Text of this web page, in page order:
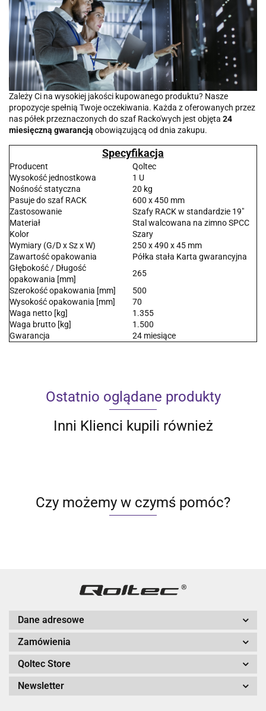
Zależy Ci na wysokiej jakości kupowanego produktu? Nasze
propozycje spełnią Twoje oczekiwania. Każda z oferowanych przez
nas półek przeznaczonych do szaf Racko'wych jest objęta 24
miesięczną gwarancją obowiązującą od dnia zakupu.
Specyfikacja
Producent
Qoltec
Wysokość jednostkowa
1 U
Nośność statyczna
20 kg
Pasuje do szaf RACK
600 x 450 mm
Zastosowanie
Szafy RACK w standardzie 19"
Materiał
Stal walcowana na zimno SPCC
Kolor
Szary
Wymiary (G/D x Sz x W)
250 x 490 x 45 mm
Zawartość opakowania
Półka stała Karta gwarancyjna
Głębokość / Długość
opakowania [mm]
265
Szerokość opakowania [mm]
500
Wysokość opakowania [mm]
70
Waga netto [kg]
1.355
Waga brutto [kg]
1.500
Gwarancja
24 miesiące
Ostatnio oglądane produkty
Inni Klienci kupili również
Czy możemy w czymś pomóc?
Dane adresowe
Zamówienia
Qoltec Store
Newsletter